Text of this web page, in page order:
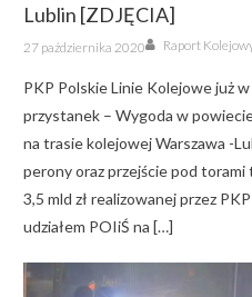
Lublin [ZDJĘCIA]
Posted
on
27 października 2020 Author
Raport
PKP Polskie Linie Kolejowe już
przystanek – Wygoda w
na trasie kolejowej Warszawa -
perony oraz przejście pod
3,5 mld zł realizowanej przez
udziałem POIiŚ na […]